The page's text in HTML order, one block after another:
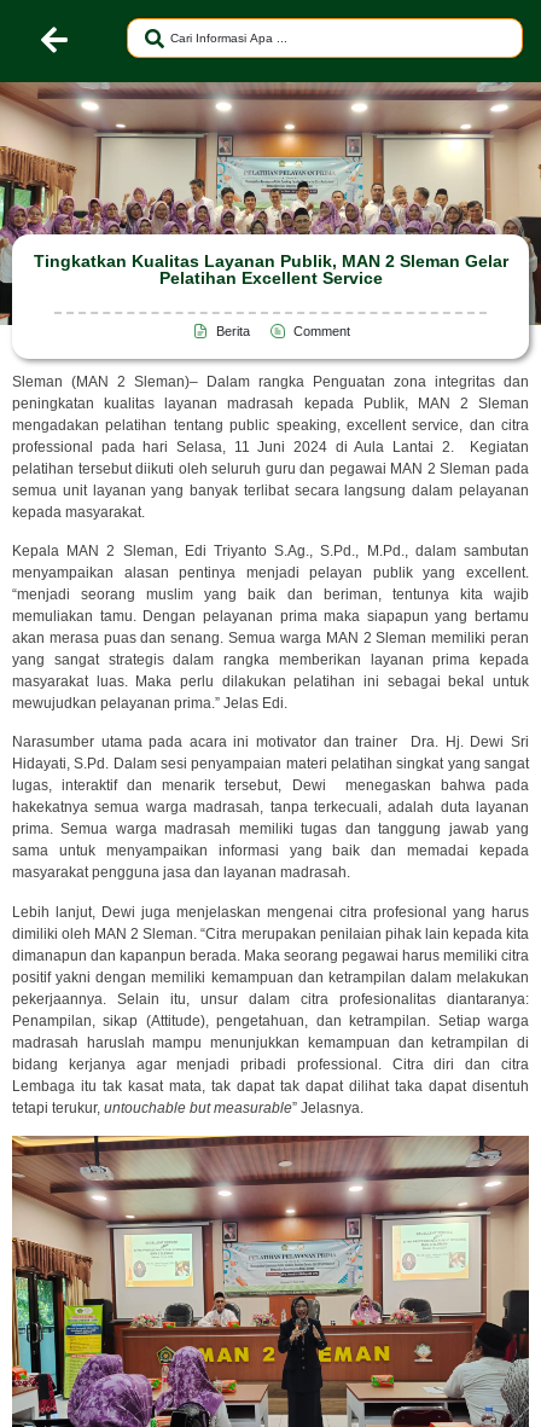
Tingkatkan Kualitas Layanan Publik, MAN 2 Sleman Gelar
Pelatihan Excellent Service
Berita Comment
Sleman (MAN 2 Sleman)– Dalam rangka Penguatan zona integritas dan
peningkatan kualitas layanan madrasah kepada Publik, MAN 2 Sleman
mengadakan pelatihan tentang public speaking, excellent service, dan citra
professional pada hari Selasa, 11 Juni 2024 di Aula Lantai 2. Kegiatan
pelatihan tersebut diikuti oleh seluruh guru dan pegawai MAN 2 Sleman pada
semua unit layanan yang banyak terlibat secara langsung dalam pelayanan
kepada masyarakat.
Kepala MAN 2 Sleman, Edi Triyanto S.Ag., S.Pd., M.Pd., dalam sambutan
menyampaikan alasan pentinya menjadi pelayan publik yang excellent.
“menjadi seorang muslim yang baik dan beriman, tentunya kita wajib
memuliakan tamu. Dengan pelayanan prima maka siapapun yang bertamu
akan merasa puas dan senang. Semua warga MAN 2 Sleman memiliki peran
yang sangat strategis dalam rangka memberikan layanan prima kepada
masyarakat luas. Maka perlu dilakukan pelatihan ini sebagai bekal untuk
mewujudkan pelayanan prima.” Jelas Edi.
Narasumber utama pada acara ini motivator dan trainer Dra. Hj. Dewi Sri
Hidayati, S.Pd. Dalam sesi penyampaian materi pelatihan singkat yang sangat
lugas, interaktif dan menarik tersebut, Dewi menegaskan bahwa pada
hakekatnya semua warga madrasah, tanpa terkecuali, adalah duta layanan
prima. Semua warga madrasah memiliki tugas dan tanggung jawab yang
sama untuk menyampaikan informasi yang baik dan memadai kepada
masyarakat pengguna jasa dan layanan madrasah.
Lebih lanjut, Dewi juga menjelaskan mengenai citra profesional yang harus
dimiliki oleh MAN 2 Sleman. “Citra merupakan penilaian pihak lain kepada kita
dimanapun dan kapanpun berada. Maka seorang pegawai harus memiliki citra
positif yakni dengan memiliki kemampuan dan ketrampilan dalam melakukan
pekerjaannya. Selain itu, unsur dalam citra profesionalitas diantaranya:
Penampilan, sikap (Attitude), pengetahuan, dan ketrampilan. Setiap warga
madrasah haruslah mampu menunjukkan kemampuan dan ketrampilan di
bidang kerjanya agar menjadi pribadi professional. Citra diri dan citra
Lembaga itu tak kasat mata, tak dapat tak dapat dilihat taka dapat disentuh
tetapi terukur, untouchable but measurable” Jelasnya.